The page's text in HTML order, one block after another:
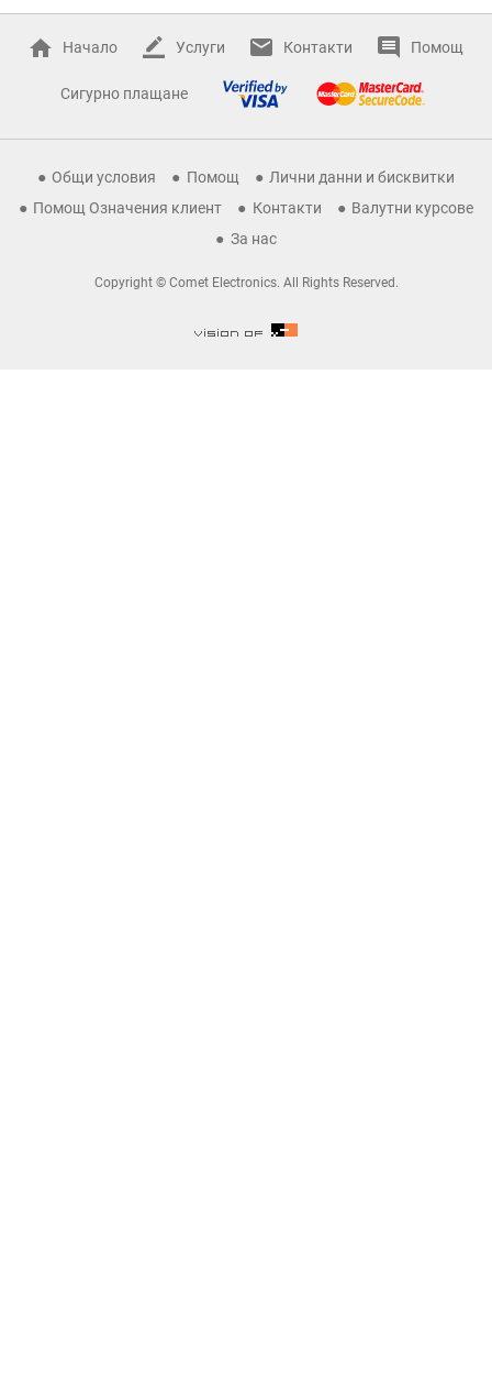
Начало Услуги Контакти Помощ
Сигурно плащане
Общи условия Помощ
Лични данни и бисквитки
Помощ Означения клиент
Контакти
Валутни курсове
За нас
Copyright © Comet Electronics. All Rights Reserved.